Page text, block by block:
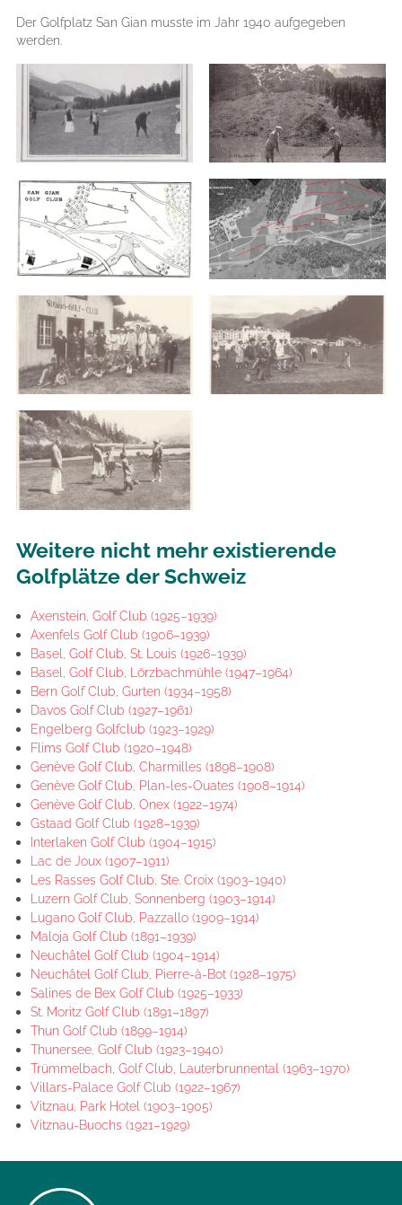
Der Golfplatz San Gian musste im Jahr 1940 aufgegeben
werden.
Weitere nicht mehr existierende
Golfplätze der Schweiz
Axenstein, Golf Club (1925–1939)
Axenfels Golf Club (1906–1939)
Basel, Golf Club, St. Louis (1926–1939)
Basel, Golf Club, Lörzbachmühle (1947–1964)
Bern Golf Club, Gurten (1934–1958)
Davos Golf Club (1927–1961)
Engelberg Golfclub (1923–1929)
Flims Golf Club (1920–1948)
Genève Golf Club, Charmilles (1898–1908)
Genève Golf Club, Plan-les-Ouates (1908–1914)
Genève Golf Club, Onex (1922–1974)
Gstaad Golf Club (1928–1939)
Interlaken Golf Club (1904–1915)
Lac de Joux (1907–1911)
Les Rasses Golf Club, Ste. Croix (1903–1940)
Luzern Golf Club, Sonnenberg (1903–1914)
Lugano Golf Club, Pazzallo (1909–1914)
Maloja Golf Club (1891–1939)
Neuchâtel Golf Club (1904–1914)
Neuchâtel Golf Club, Pierre-à-Bot (1928–1975)
Salines de Bex Golf Club (1925–1933)
St. Moritz Golf Club (1891–1897)
Thun Golf Club (1899–1914)
Thunersee, Golf Club (1923–1940)
Trümmelbach, Golf Club, Lauterbrunnental (1963–1970)
Villars-Palace Golf Club (1922–1967)
Vitznau, Park Hotel (1903–1905)
Vitznau-Buochs (1921–1929)